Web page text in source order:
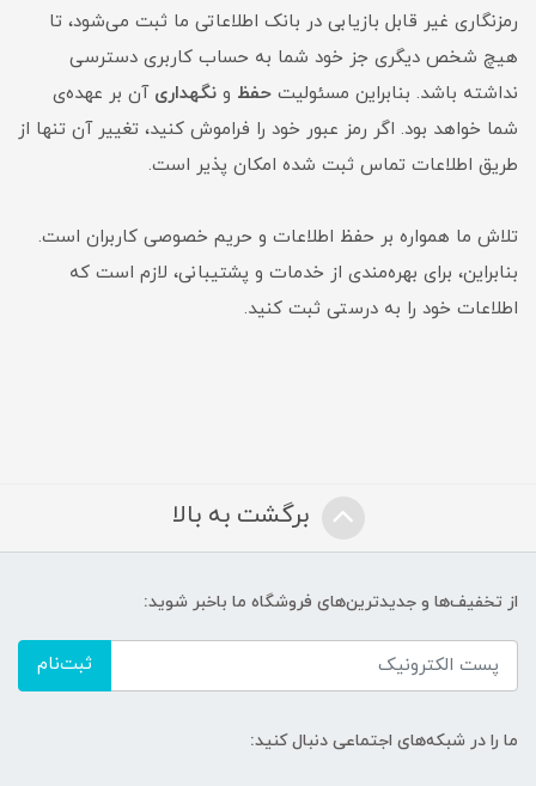
رمزنگاری غیر قابل بازیابی در بانک اطلاعاتی ما ثبت می‌شود، تا
هیچ شخص دیگری جز خود شما به حساب کاربری دسترسی
نداشته باشد. بنابراین مسئولیت حفظ و نگهداری آن بر عهده‌ی
شما خواهد بود. اگر رمز عبور خود را فراموش کنید، تغییر آن تنها از
طریق اطلاعات تماس ثبت شده امکان پذیر است.
تلاش ما همواره بر حفظ اطلاعات و حریم خصوصی کاربران است.
بنابراین، برای بهره‌مندی از خدمات و پشتیبانی، لازم است که
اطلاعات خود را به درستی ثبت کنید.
برگشت به بالا
از تخفیف‌ها و جدیدترین‌های فروشگاه ما باخبر شوید:
ثبت‌نام
ما را در شبکه‌های اجتماعی دنبال کنید: